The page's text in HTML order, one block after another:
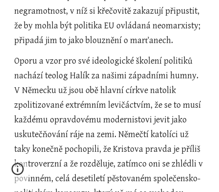
negramotnost, v níž si křečovitě zakazují připustit,
že by mohla být politika EU ovládaná neomarxisty;
připadá jim to jako blouznění o marťanech.
Oporu a vzor pro své ideologické školení politiků
nachází teolog Halík za našimi západními humny.
V Německu už jsou obě hlavní církve natolik
zpolitizované extrémním levičáctvím, že se to musí
každému opravdovému modernistovi jevit jako
uskutečňování ráje na zemi. Němečtí katolíci už
taky konečně pochopili, že Kristova pravda je příliš
kontroverzní a že rozděluje, zatímco oni se zhlédli v
povinném, celá desetiletí pěstovaném společensko-